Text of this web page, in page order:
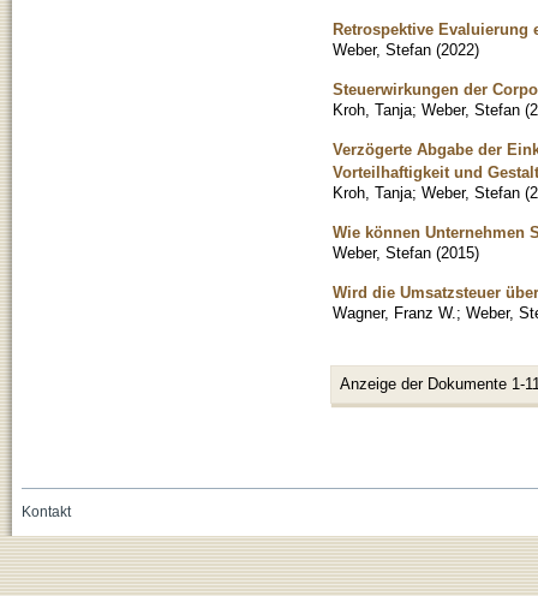
Retrospektive Evaluierung
Weber, Stefan (2022)
Steuerwirkungen der
Kroh, Tanja; Weber, Stefan (
Verzögerte Abgabe der
Vorteilhaftigkeit und
Kroh, Tanja; Weber, Stefan (
Wie können Unternehmen
Weber, Stefan (2015)
Wird die Umsatzsteuer
Wagner, Franz W. ; Weber,
Anzeige der Dokumente 1-
Kontakt